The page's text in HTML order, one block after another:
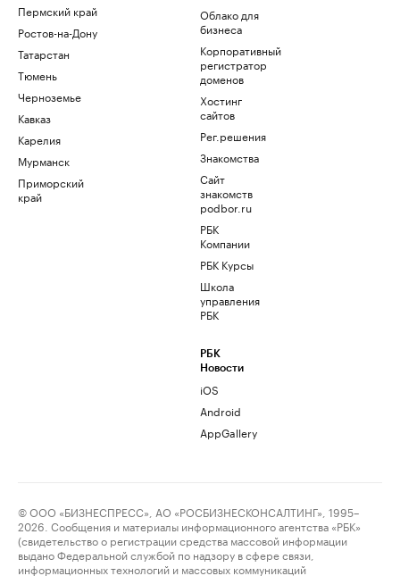
Пермский край
Ростов-на-Дону
Татарстан
Тюмень
Черноземье
Кавказ
Карелия
Мурманск
Приморский
край
Облако для
бизнеса
Корпоративный
регистратор
доменов
Хостинг
сайтов
Рег.решения
Знакомства
Сайт
знакомств
podbor.ru
РБК
Компании
РБК Курсы
Школа
управления
РБК
РБК
Новости
iOS
Android
AppGallery
© ООО «БИЗНЕСПРЕСС», АО «РОСБИЗНЕСКОНСАЛТИНГ», 1995–
2026. Сообщения и материалы информационного агентства «РБК»
(свидетельство о регистрации средства массовой информации
выдано Федеральной службой по надзору в сфере связи,
информационных технологий и массовых коммуникаций